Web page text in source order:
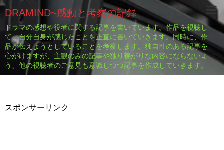
DRAMIND~感動と考察の記録
ドラマの感想や役者に関する記事を書いています。作品を視聴し
て、自分自身が感じたことを正直に書いていきます。同時に、作
品が伝えようとしていることを考察します。独自性のある記事を
心がけますが、主観のみの記事や独り善がりな内容にならないよ
う、他の視聴者のご意見も意識しつつ記事を作成していきます。
スポンサーリンク